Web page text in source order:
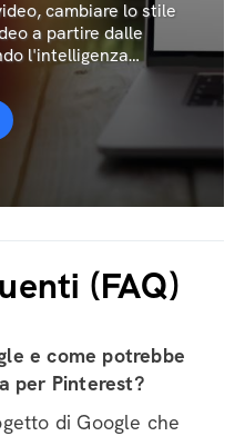
cambiare lo stile
a partire dalle
l'intelligenza
(FAQ)
e come potrebbe
per Pinterest?
di Google che